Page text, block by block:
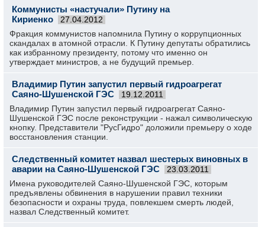
Коммунисты «настучали» Путину на
Кириенко
27.04.2012
Фракция коммунистов напомнила Путину о коррупционных
скандалах в атомной отрасли. К Путину депутаты обратились
как избранному президенту, потому что именно он
утверждает министров, а не будущий премьер.
Владимир Путин запустил первый гидроагрегат
Саяно-Шушенской ГЭС
19.12.2011
Владимир Путин запустил первый гидроагрегат Саяно-
Шушенской ГЭС после реконструкции - нажал символическую
кнопку. Представители "РусГидро" доложили премьеру о ходе
восстановления станции.
Следственный комитет назвал шестерых виновных в
аварии на Саяно-Шушенской ГЭС
23.03.2011
Имена руководителей Саяно-Шушенской ГЭС, которым
предъявлены обвинения в нарушении правил техники
безопасности и охраны труда, повлекшем смерть людей,
назвал Следственный комитет.